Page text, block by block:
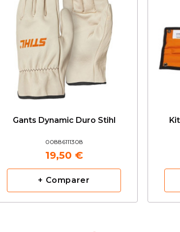
Gants Dynamic Duro Stihl
00886111308
19,50 €
+ Comparer